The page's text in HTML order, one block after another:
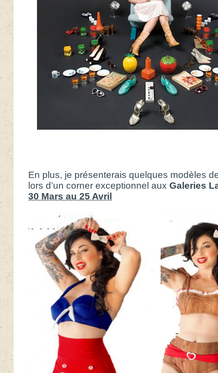
En plus, je présenterais quelques modèles
lors d’un corner exceptionnel aux Galeries
30 Mars au 25 Avril